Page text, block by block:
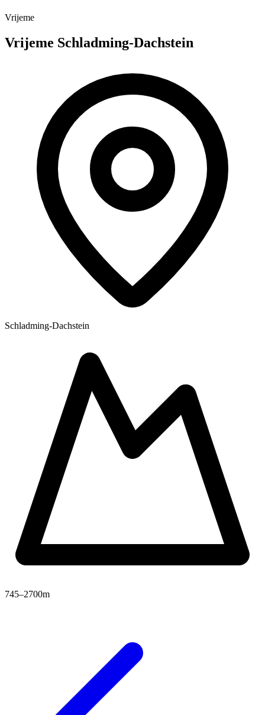
Vrijeme
Vrijeme Schladming-Dachstein
Schladming-Dachstein
745–2700m